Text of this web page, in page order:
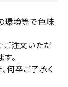
環境等で色味
ご注文いただ
。
何卒ご了承く